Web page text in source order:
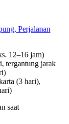
Perjalanan
12–16 jam)
tergantung jarak
(3 hari),
saat